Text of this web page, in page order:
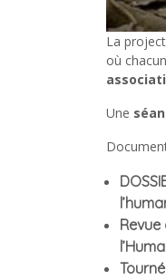
La
où
Une